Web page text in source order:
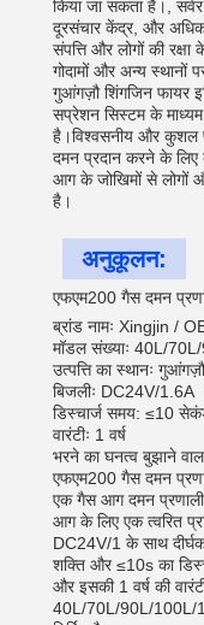
किया जा सकता है।,
दूरसंचार केंद्र, और
संपत्ति और लोगों की
गोदामों और अन्य स्थानों
गुआंगज़ौ शिंगजिन फायर
सप्रेशन सिस्टम के
है।विश्वसनीय और कुशल
दमन प्रदान करने के लिए
आग के जोखिमों से लोगों
है।
अनुकूलन:
एफएम200 गैस दमन
ब्रांड नामः Xingjin /
मॉडल संख्याः 40L/
उत्पत्ति का स्थानः
बिजलीः DC24V/1.6A
डिस्चार्ज समय: ≤10
वारंटीः 1 वर्ष
भरने का घनत्व बुझाने
एफएम200 गैस दमन
एक गैस आग दमन
आग के लिए एक त्वरित
DC24V/1 के साथ
शक्ति और ≤10s का
और इसकी 1 वर्ष की
40L/70L/90L/100L/